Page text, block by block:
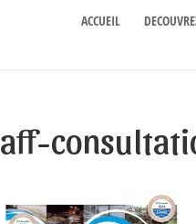
ACCUEIL
aff-